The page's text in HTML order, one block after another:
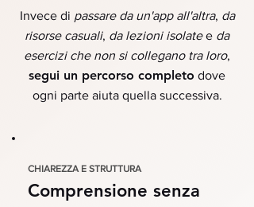
Invece di passare da un'app all'altra, da
risorse casuali, da lezioni isolatee da
esercizi che non si collegano tra loro,
segui un percorso completo dove
ogni parte aiuta quella successiva.
CHIAREZZA E STRUTTURA
Comprensione senza